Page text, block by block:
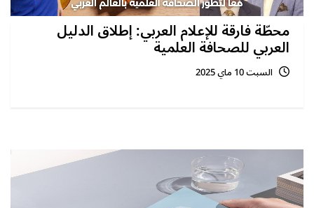
محطّة فارقة للإعلام العربي: إطلاق الدليل
العربي للصحافة العلمية
السبت 10 ماي 2025